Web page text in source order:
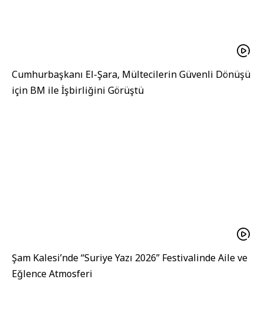
Cumhurbaşkanı El-Şara, Mültecilerin Güvenli Dönüşü
için BM ile İşbirliğini Görüştü
Şam Kalesi’nde “Suriye Yazı 2026” Festivalinde Aile ve
Eğlence Atmosferi